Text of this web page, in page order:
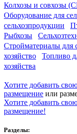
Колхозы и совхозы
Оборудование для
сельхозпродукции
Рыбхозы
Стройматериалы для
хозяйство
Топливо
хозяйства
Хотите добавить
размещение или
Хотите добавить
размещение!
Разделы: